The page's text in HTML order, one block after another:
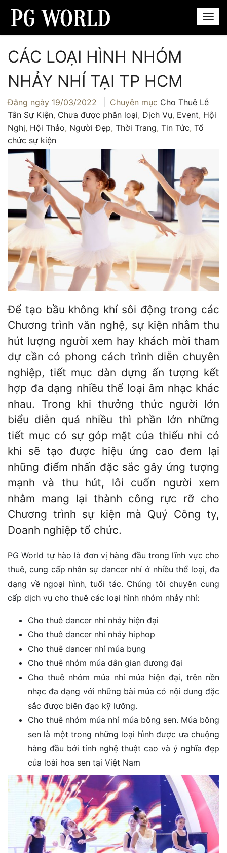
Trang chủ › Dịch Vụ›Các loại hình nhóm nhảy nhí tại TP HCM
CÁC LOẠI HÌNH NHÓM
NHẢY NHÍ TẠI TP HCM
Đăng ngày 19/03/2022 Chuyên mục Cho Thuê Lễ
Tân Sự Kiện, Chưa được phân loại, Dịch Vụ, Event, Hội
Nghị, Hội Thảo, Người Đẹp, Thời Trang, Tin Tức, Tổ
chức sự kiện
Để tạo bầu không khí sôi động trong các
Chương trình văn nghệ, sự kiện nhằm thu
hút lượng người xem hay khách mời tham
dự cần có phong cách trình diễn chuyên
nghiệp, tiết mục dàn dựng ấn tượng kết
hợp đa dạng nhiều thể loại âm nhạc khác
nhau. Trong khi thưởng thức người lớn
biểu diễn quá nhiều thì phần lớn những
tiết mục có sự góp mặt của thiếu nhi có
khi sẽ tạo được hiệu ứng cao đem lại
những điểm nhấn đặc sắc gây ứng tượng
mạnh và thu hút, lôi cuốn người xem
nhằm mang lại thành công rực rỡ cho
Chương trình sự kiện mà Quý Công ty,
Doanh nghiệp tổ chức.
PG World tự hào là đơn vị hàng đầu trong lĩnh vực cho
thuê, cung cấp nhân sự dancer nhí ở nhiều thể loại, đa
dạng về ngoại hình, tuổi tác. Chúng tôi chuyên cung
cấp dịch vụ cho thuê các loại hình nhóm nhảy nhí:
Cho thuê dancer nhí nhảy hiện đại
Cho thuê dancer nhí nhảy hiphop
Cho thuê dancer nhí múa bụng
Cho thuê nhóm múa dân gian đương đại
Cho thuê nhóm múa nhí múa hiện đại, trên nền
nhạc đa dạng với những bài múa có nội dung đặc
sắc được biên đạo kỹ lưỡng.
Cho thuê nhóm múa nhí múa bông sen. Múa bông
sen là một trong những loại hình được ưa chuộng
hàng đầu bởi tính nghệ thuật cao và ý nghĩa đẹp
của loài hoa sen tại Việt Nam